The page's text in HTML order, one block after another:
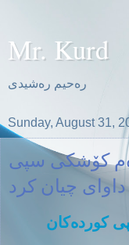
Mr. Kurd
ره‌حیم ره‌شیدی
Sunday, August 31,
کۆشکی سپی
چیان کرد
کوردەکان